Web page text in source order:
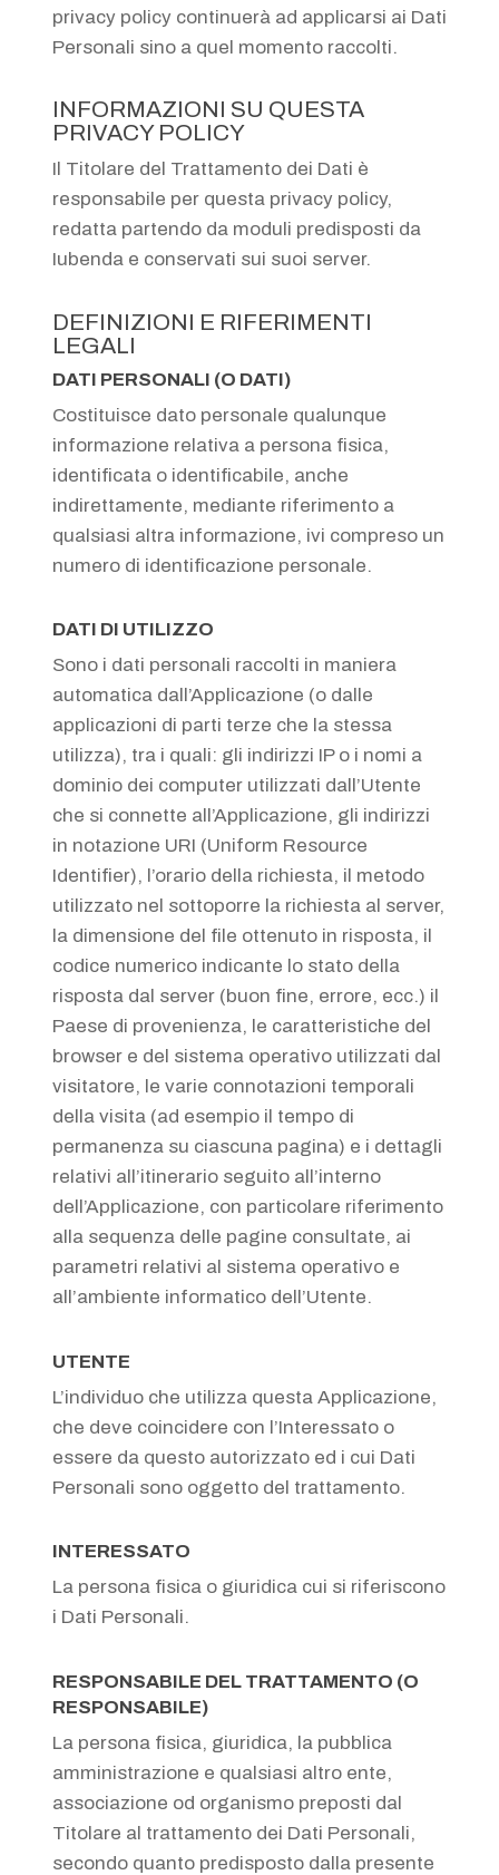
privacy policy continuerà ad applicarsi ai Dati
Personali sino a quel momento raccolti.
INFORMAZIONI SU QUESTA
PRIVACY POLICY
Il Titolare del Trattamento dei Dati è
responsabile per questa privacy policy,
redatta partendo da moduli predisposti da
Iubenda e conservati sui suoi server.
DEFINIZIONI E RIFERIMENTI
LEGALI
DATI PERSONALI (O DATI)
Costituisce dato personale qualunque
informazione relativa a persona fisica,
identificata o identificabile, anche
indirettamente, mediante riferimento a
qualsiasi altra informazione, ivi compreso un
numero di identificazione personale.
DATI DI UTILIZZO
Sono i dati personali raccolti in maniera
automatica dall’Applicazione (o dalle
applicazioni di parti terze che la stessa
utilizza), tra i quali: gli indirizzi IP o i nomi a
dominio dei computer utilizzati dall’Utente
che si connette all’Applicazione, gli indirizzi
in notazione URI (Uniform Resource
Identifier), l’orario della richiesta, il metodo
utilizzato nel sottoporre la richiesta al server,
la dimensione del file ottenuto in risposta, il
codice numerico indicante lo stato della
risposta dal server (buon fine, errore, ecc.) il
Paese di provenienza, le caratteristiche del
browser e del sistema operativo utilizzati dal
visitatore, le varie connotazioni temporali
della visita (ad esempio il tempo di
permanenza su ciascuna pagina) e i dettagli
relativi all’itinerario seguito all’interno
dell’Applicazione, con particolare riferimento
alla sequenza delle pagine consultate, ai
parametri relativi al sistema operativo e
all’ambiente informatico dell’Utente.
UTENTE
L’individuo che utilizza questa Applicazione,
che deve coincidere con l’Interessato o
essere da questo autorizzato ed i cui Dati
Personali sono oggetto del trattamento.
INTERESSATO
La persona fisica o giuridica cui si riferiscono
i Dati Personali.
RESPONSABILE DEL TRATTAMENTO (O
RESPONSABILE)
La persona fisica, giuridica, la pubblica
amministrazione e qualsiasi altro ente,
associazione od organismo preposti dal
Titolare al trattamento dei Dati Personali,
secondo quanto predisposto dalla presente